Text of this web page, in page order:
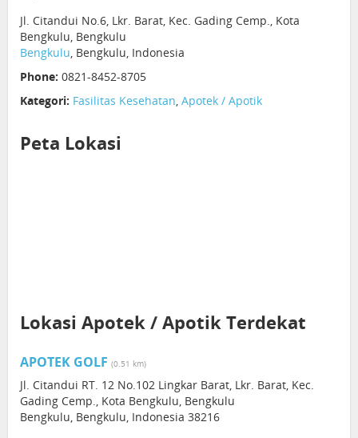
Jl. Citandui No.6, Lkr. Barat, Kec. Gading Cemp., Kota
Bengkulu, Bengkulu
Bengkulu, Bengkulu, Indonesia
Phone: 0821-8452-8705
Kategori: Fasilitas Kesehatan, Apotek / Apotik
Peta Lokasi
Lokasi Apotek / Apotik Terdekat
APOTEK GOLF (0.51 km)
Jl. Citandui RT. 12 No.102 Lingkar Barat, Lkr. Barat, Kec.
Gading Cemp., Kota Bengkulu, Bengkulu
Bengkulu, Bengkulu, Indonesia 38216